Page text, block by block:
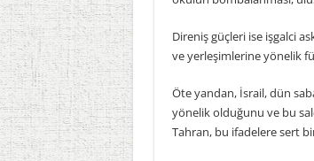
Direniş güçleri ise işgalci
ve yerleşimlerine yönelik
Öte yandan, İsrail, dün
yönelik olduğunu ve bu
Tahran, bu ifadelere sert